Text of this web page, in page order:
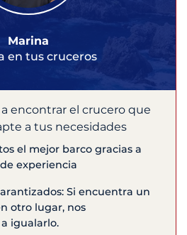
Marina
en tus cruceros
encontrar el crucero que
a tus necesidades
el mejor barco gracias a
experiencia
Si encuentra un
otro lugar, nos
igualarlo.